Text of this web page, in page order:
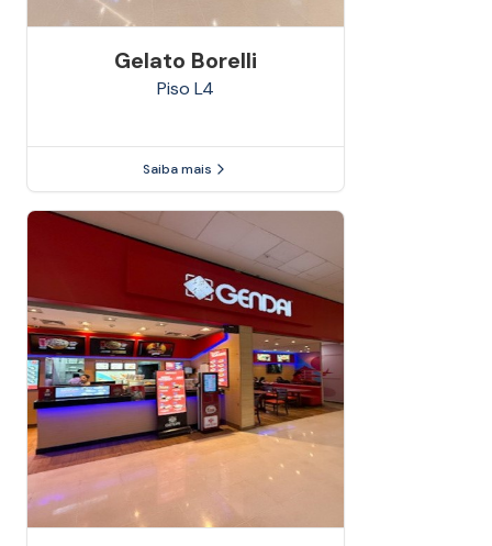
Gelato Borelli
Piso L4
Saiba mais